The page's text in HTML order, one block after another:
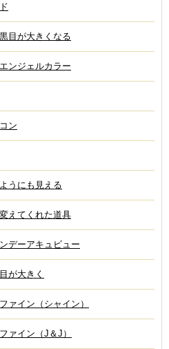
目が大きくなる
ンジェルカラー
ン
うにも見える
えてくれた道具
デーアキュビュー
が大きく
ァイン（シャイン）
ァイン（J＆J）